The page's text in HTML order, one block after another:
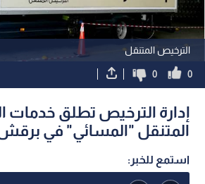
الترخيص المتنقل
0
0
إدارة الترخيص تطلق خدمات
المتنقل "المسائي" في برقش
استمع للخبر: